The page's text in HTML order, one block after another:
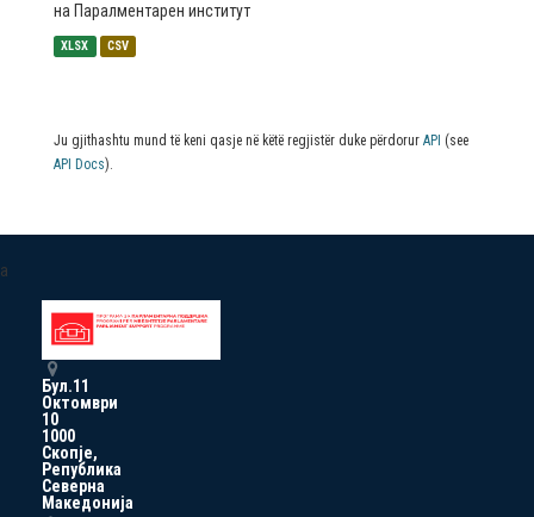
на Паралментарен институт
XLSX CSV
Ju gjithashtu mund të keni qasje në këtë regjistër duke përdorur API (see
API Docs).
a
Бул.11
Октомври
10
1000
Скопје,
Република
Северна
Македонија